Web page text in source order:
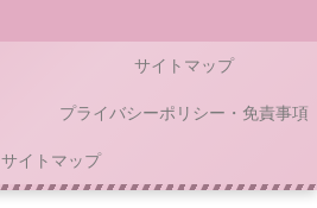
サイトマップ
プライバシーポリシー・免責事項
サイトマップ